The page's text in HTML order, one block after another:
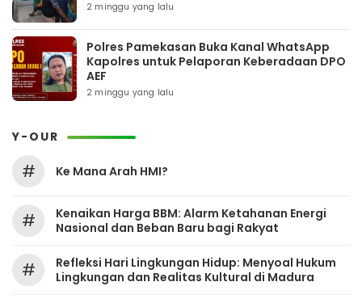
2 minggu yang lalu
Polres Pamekasan Buka Kanal WhatsApp
Kapolres untuk Pelaporan Keberadaan DPO
AEF
2 minggu yang lalu
Y-OUR
# Ke Mana Arah HMI?
#
Kenaikan Harga BBM: Alarm Ketahanan Energi
Nasional dan Beban Baru bagi Rakyat
#
Refleksi Hari Lingkungan Hidup: Menyoal Hukum
Lingkungan dan Realitas Kultural di Madura